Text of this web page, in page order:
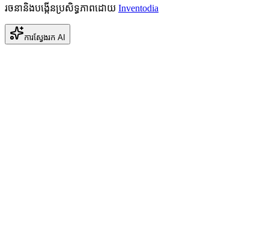
រចនានិងបង្កើនប្រសិទ្ធភាពដោយ Inventodia
ការស្វែងរក AI